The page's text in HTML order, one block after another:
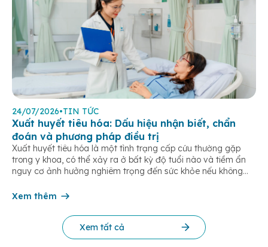
24/07/2026•TIN TỨC
Xuất huyết tiêu hóa: Dấu hiệu nhận biết, chẩn
đoán và phương pháp điều trị
Xuất huyết tiêu hóa là một tình trạng cấp cứu thường gặp
trong y khoa, có thể xảy ra ở bất kỳ độ tuổi nào và tiềm ẩn
nguy cơ ảnh hưởng nghiêm trọng đến sức khỏe nếu không
hiểu rõ […]
Xem thêm
Xem tất cả